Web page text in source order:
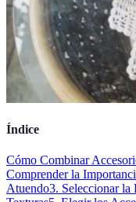
Índice
Cómo Combinar
Comprender la
Atuendo3. Seleccionar la